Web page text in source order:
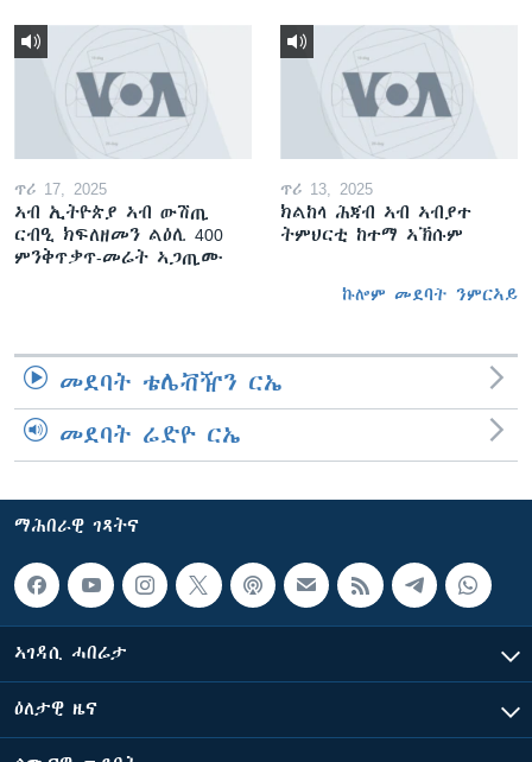
ጥሪ 17, 2025
ኣብ ኢትዮጵያ ኣብ ውሽጢ
ርብዒ ክፍለዘመን ልዕሊ 400
ምንቅጥቃጥ-መሬት ኣጋጢሙ
ጥሪ 13, 2025
ክልከላ ሕጃብ ኣብ ኣብያተ
ትምህርቲ ከተማ ኣኽሱም
ኩሎም መደባት ንምርኣይ
መደባት ቴሌቭዥን ርኤ
መደባት ሬድዮ ርኤ
ማሕበራዊ ገጻትና
ኣገዳሲ ሓበሬታ
ዕለታዊ ዜና